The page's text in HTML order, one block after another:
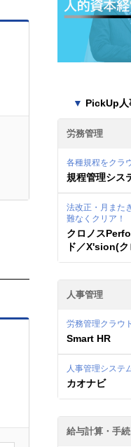
▼ PickUp人
労務管理
各種規程をクラ
規程管理シス
法改正・月また
難なくクリア！
クロノス
ド／X'sion(
人事管理
労務管理クラウ
Smart HR
人事管理システ
カオナビ
給与計算・手続